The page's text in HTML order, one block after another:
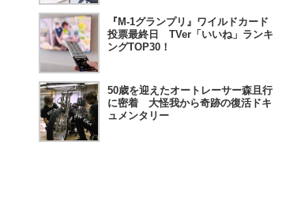
『M-1グランプリ』ワイルドカード
投票最終日 TVer「いいね」ランキ
ングTOP30！
50歳を迎えたオートレーサー森且行
に密着 大怪我から奇跡の復活ドキ
ュメンタリー